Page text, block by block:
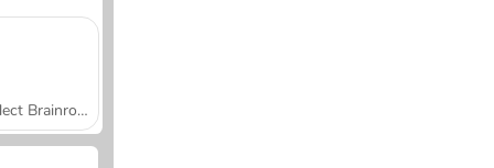
Collect Brainrot Arena